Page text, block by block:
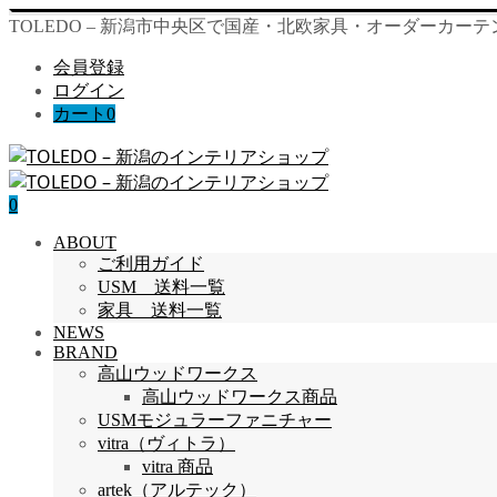
TOLEDO – 新潟市中央区で国産・北欧家具・オーダーカーテ
会員登録
ログイン
カート 0
0
ABOUT
ご利用ガイド
USM 送料一覧
家具 送料一覧
NEWS
BRAND
高山ウッドワークス
高山ウッドワークス商品
USMモジュラーファニチャー
vitra（ヴィトラ）
vitra 商品
artek（アルテック）